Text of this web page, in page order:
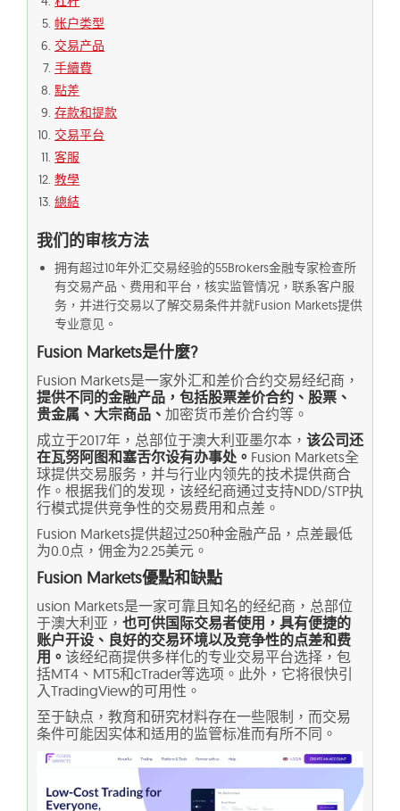
帐户类型
交易产品
手續費
點差
存款和提款
交易平台
客服
教學
總結
我们的审核方法
拥有超过10年外汇交易经验的55Brokers金融专家检查所
有交易产品、费用和平台，核实监管情况，联系客户服
务，并进行交易以了解交易条件并就Fusion Markets提供
专业意见。
Fusion Markets是什麼?
Fusion Markets是一家外汇和差价合约交易经纪商，
提供不同的金融产品，包括股票差价合约、股票、
贵金属、大宗商品、 加密货币差价合约等。
成立于2017年，总部位于澳大利亚墨尔本， 该公司还
在瓦努阿图和塞舌尔设有办事处。 Fusion Markets全
球提供交易服务，并与行业内领先的技术提供商合
作。根据我们的发现，该经纪商通过支持NDD/STP执
行模式提供竞争性的交易费用和点差。
Fusion Markets提供超过250种金融产品，点差最低
为0.0点，佣金为2.25美元。
Fusion Markets優點和缺點
usion Markets是一家可靠且知名的经纪商，总部位
于澳大利亚， 也可供国际交易者使用，具有便捷的
账户开设、良好的交易环境以及竞争性的点差和费
用。 该经纪商提供多样化的专业交易平台选择，包
括MT4、MT5和cTrader等选项。此外，它将很快引
入TradingView的可用性。
至于缺点，教育和研究材料存在一些限制，而交易
条件可能因实体和适用的监管标准而有所不同。